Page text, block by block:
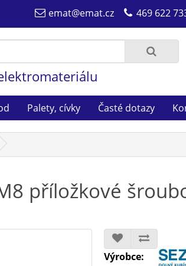
emat@emat.cz 469 622
Palety, cívky Časté dotazy
příložkové
Výrobce: